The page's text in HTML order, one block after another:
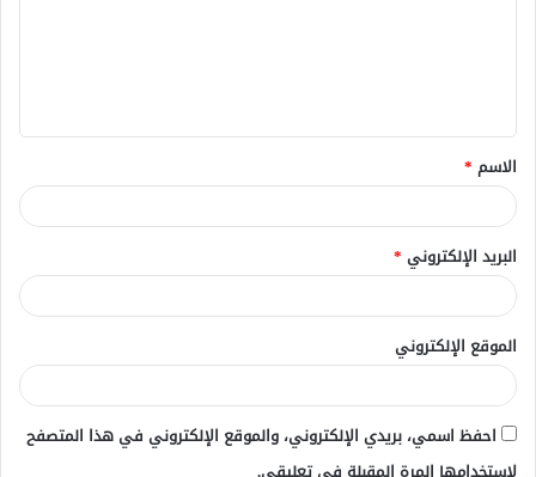
ق
*
الاسم *
البريد الإلكتروني *
الموقع الإلكتروني
احفظ اسمي، بريدي الإلكتروني، والموقع الإلكتروني في هذا المتصفح